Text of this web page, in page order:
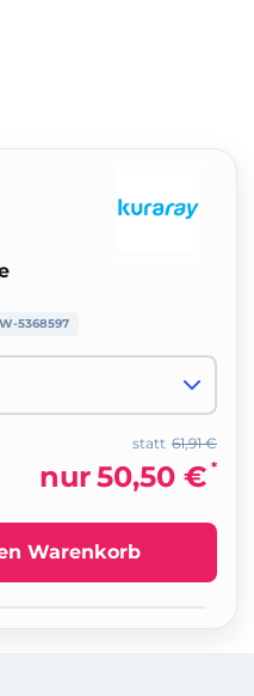
W-5368597
61,91 €
statt
nur50,50 € *
Warenkorb